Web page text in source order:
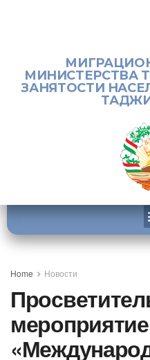
МИНИСТЕРСТВА
ЗАНЯТОСТИ
Home Новости